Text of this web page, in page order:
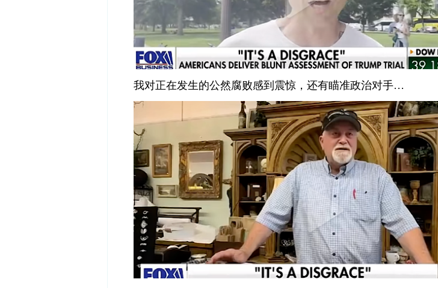
我对正在发生的公然腐败感到震惊，还有瞄准政治对手…